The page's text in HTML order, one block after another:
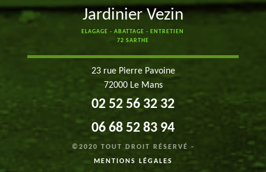
Jardinier Vezin
ELAGAGE - ABATTAGE - ENTRETIEN
72 SARTHE
23 rue Pierre Pavoine
72000 Le Mans
02 52 56 32 32
06 68 52 83 94
©2020 TOUT DROIT RÉSERVÉ -
MENTIONS LÉGALES